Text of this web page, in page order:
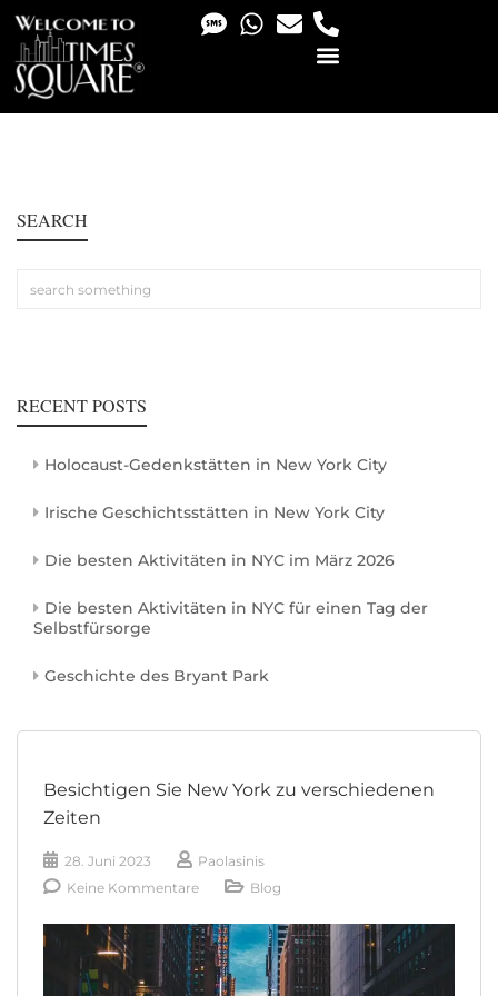
SEARCH
RECENT POSTS
Holocaust-Gedenkstätten in New York City
Irische Geschichtsstätten in New York City
Die besten Aktivitäten in NYC im März 2026
Die besten Aktivitäten in NYC für einen Tag der
Selbstfürsorge
Geschichte des Bryant Park
Besichtigen Sie New York zu verschiedenen
Zeiten
28. Juni 2023
Paolasinis
Keine Kommentare
Blog